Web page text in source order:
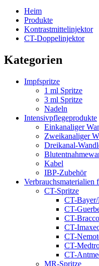
Heim
Produkte
Kontrastmittelinjektor
CT-Doppelinjektor
Kategorien
Impfspritze
1 ml Spritze
3 ml Spritze
Nadeln
Intensivpflegeprodukte
Einkanaliger
Zweikanaliger
Dreikanal-
Kabel
IBP-Zubehör
CT-Spritze
CT-
CT-
CT-
CT-
CT-
CT-
CT-
MR-Spritze